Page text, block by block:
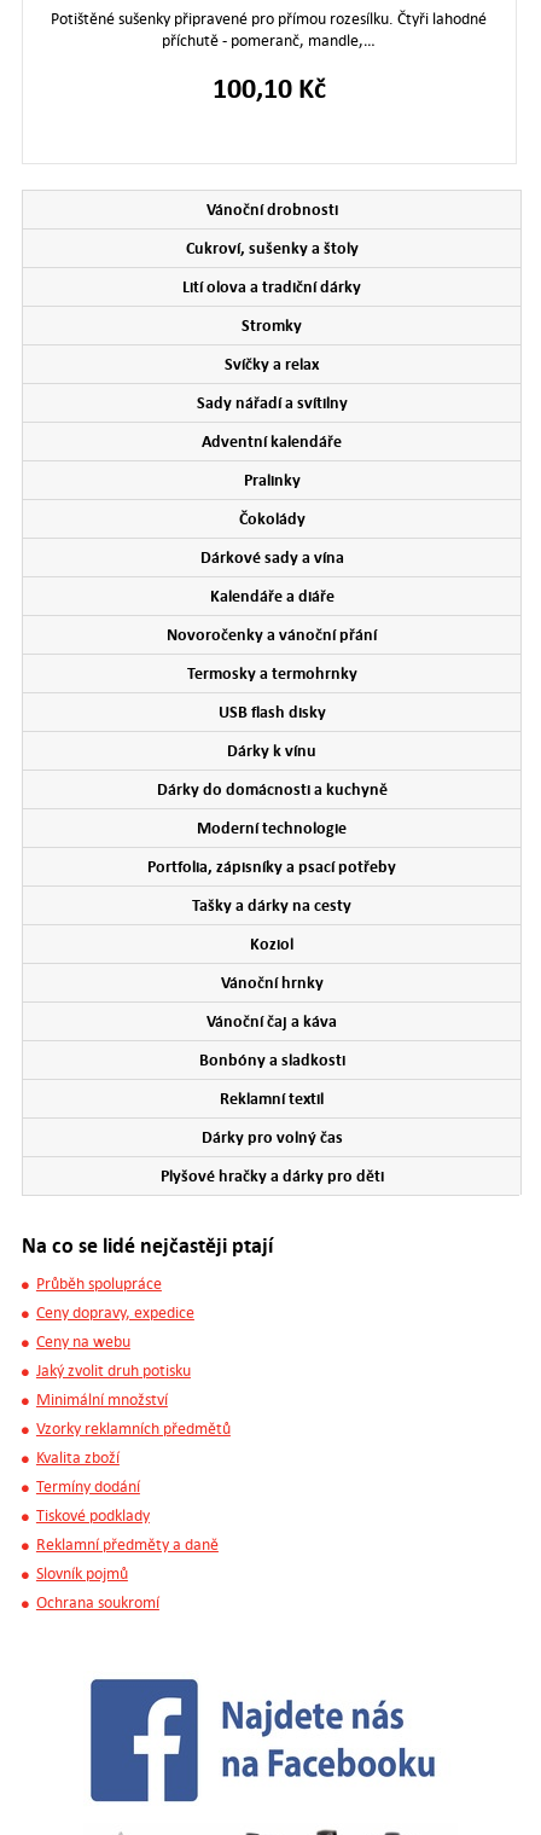
Potištěné sušenky připravené pro přímou rozesílku. Čtyři lahodné
příchutě - pomeranč, mandle,…
100,10 Kč
Vánoční drobnosti
Cukroví, sušenky a štoly
Lití olova a tradiční dárky
Stromky
Svíčky a relax
Sady nářadí a svítilny
Adventní kalendáře
Pralinky
Čokolády
Dárkové sady a vína
Kalendáře a diáře
Novoročenky a vánoční přání
Termosky a termohrnky
USB flash disky
Dárky k vínu
Dárky do domácnosti a kuchyně
Moderní technologie
Portfolia, zápisníky a psací potřeby
Tašky a dárky na cesty
Koziol
Vánoční hrnky
Vánoční čaj a káva
Bonbóny a sladkosti
Reklamní textil
Dárky pro volný čas
Plyšové hračky a dárky pro děti
Na co se lidé nejčastěji ptají
Průběh spolupráce
Ceny dopravy, expedice
Ceny na webu
Jaký zvolit druh potisku
Minimální množství
Vzorky reklamních předmětů
Kvalita zboží
Termíny dodání
Tiskové podklady
Reklamní předměty a daně
Slovník pojmů
Ochrana soukromí